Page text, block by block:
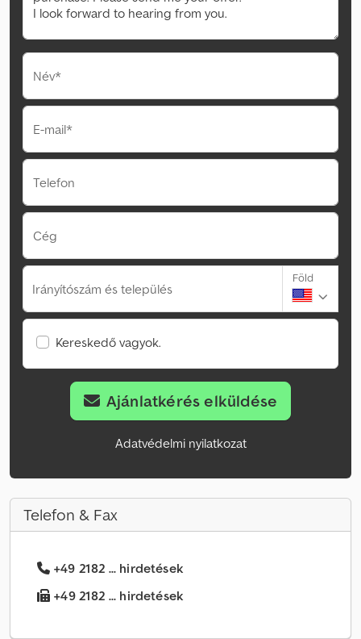
Név*
E-mail*
Telefon
Cég
Irányítószám és település
Föld
Kereskedő vagyok.
Ajánlatkérés elküldése
Adatvédelmi nyilatkozat
Telefon & Fax
+49 2182 ... hirdetések
+49 2182 ... hirdetések